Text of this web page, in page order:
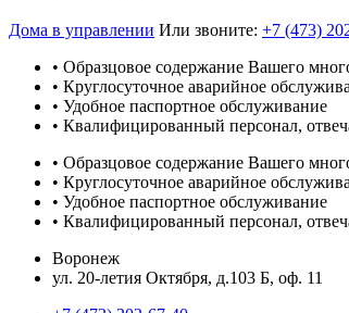
Дома в управлении Или звоните: +7 (473)
• Образцовое содержание Вашего
• Круглосуточное аварийное
• Удобное паспортное обслуживание
• Квалифицированный персонал,
• Образцовое содержание Вашего
• Круглосуточное аварийное
• Удобное паспортное обслуживание
• Квалифицированный персонал,
Воронеж
ул. 20-летия Октября, д.103 Б, оф. 11